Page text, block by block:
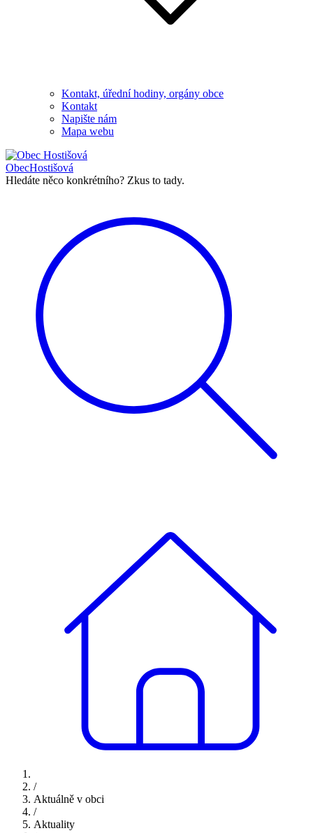
Kontakt, úřední hodiny, orgány obce
Kontakt
Napište nám
Mapa webu
ObecHostišová
Hledáte něco konkrétního? Zkus to tady.
/
Aktuálně v obci
/
Aktuality